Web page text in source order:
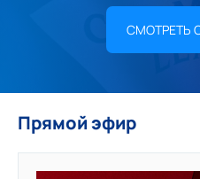
СМОТРЕТЬ
Прямой эфир